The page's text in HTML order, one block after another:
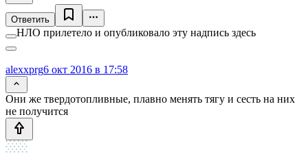
Ответить
НЛО прилетело и опубликовало эту надпись здесь
alexxprg6 окт 2016 в 17:58
Они же твердотопливные, плавно менять тягу и сесть на них
не получится